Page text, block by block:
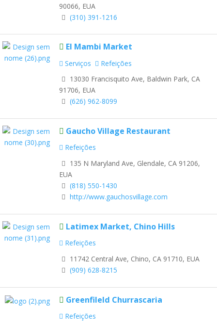
90066, EUA
(310) 391-1216
El Mambi Market
Serviços
Refeições
13030 Francisquito Ave, Baldwin Park, CA
91706, EUA
(626) 962-8099
Gaucho Village Restaurant
Refeições
135 N Maryland Ave, Glendale, CA 91206,
EUA
(818) 550-1430
http://www.gauchosvillage.com
Latimex Market, Chino Hills
Refeições
11742 Central Ave, Chino, CA 91710, EUA
(909) 628-8215
Greenfileld Churrascaria
Refeições